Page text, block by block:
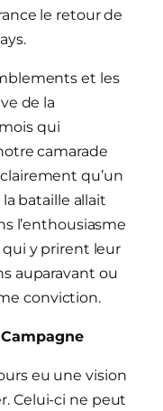
le retour de
et les
de la
qui
camarade
qu’un
bataille allait
l’enthousiasme
y prirent leur
auparavant ou
conviction.
eu une vision
Celui-ci ne peut